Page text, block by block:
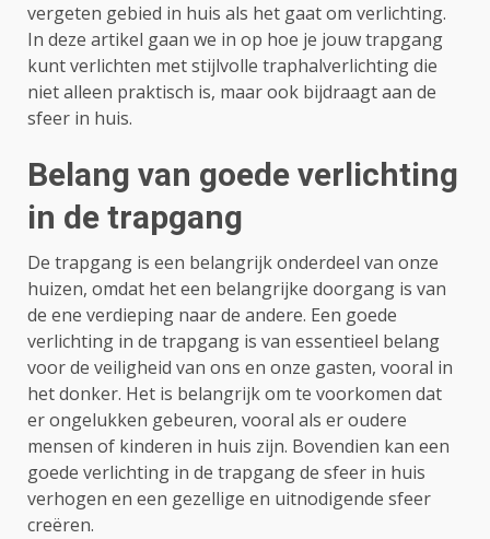
vergeten gebied in huis als het gaat om verlichting.
In deze artikel gaan we in op hoe je jouw trapgang
kunt verlichten met stijlvolle traphalverlichting die
niet alleen praktisch is, maar ook bijdraagt aan de
sfeer in huis.
Belang van goede verlichting
in de trapgang
De trapgang is een belangrijk onderdeel van onze
huizen, omdat het een belangrijke doorgang is van
de ene verdieping naar de andere. Een goede
verlichting in de trapgang is van essentieel belang
voor de veiligheid van ons en onze gasten, vooral in
het donker. Het is belangrijk om te voorkomen dat
er ongelukken gebeuren, vooral als er oudere
mensen of kinderen in huis zijn. Bovendien kan een
goede verlichting in de trapgang de sfeer in huis
verhogen en een gezellige en uitnodigende sfeer
creëren.